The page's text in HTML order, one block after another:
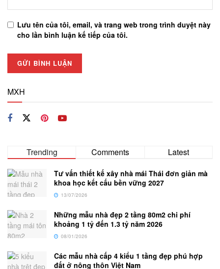
Lưu tên của tôi, email, và trang web trong trình duyệt này
cho lần bình luận kế tiếp của tôi.
MXH
Trending Comments Latest
Tư vấn thiết kế xây nhà mái Thái đơn giản mà
khoa học kết cấu bền vững 2027
13/07/2026
Những mẫu nhà đẹp 2 tầng 80m2 chi phí
khoảng 1 tỷ đến 1.3 tỷ năm 2026
08/01/2026
Các mẫu nhà cấp 4 kiểu 1 tầng đẹp phú hợp
đất ở nông thôn Việt Nam